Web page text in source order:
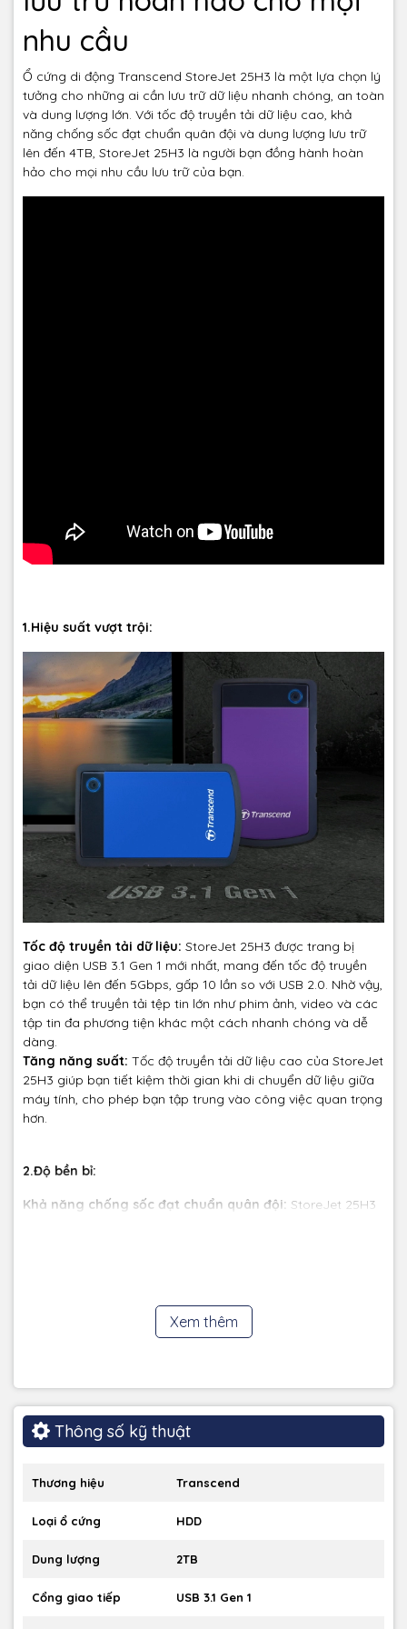
nhu cầu
Ổ cứng di động Transcend StoreJet 25H3 là một lựa chọn lý
tưởng cho những ai cần lưu trữ dữ liệu nhanh chóng, an toàn
và dung lượng lớn. Với tốc độ truyền tải dữ liệu cao, khả
năng chống sốc đạt chuẩn quân đội và dung lượng lưu trữ
lên đến 4TB, StoreJet 25H3 là người bạn đồng hành hoàn
hảo cho mọi nhu cầu lưu trữ của bạn.
1.Hiệu suất vượt trội:
Tốc độ truyền tải dữ liệu: StoreJet 25H3 được trang bị
giao diện USB 3.1 Gen 1 mới nhất, mang đến tốc độ truyền
tải dữ liệu lên đến 5Gbps, gấp 10 lần so với USB 2.0. Nhờ vậy,
bạn có thể truyền tải tệp tin lớn như phim ảnh, video và các
tập tin đa phương tiện khác một cách nhanh chóng và dễ
dàng.
Tăng năng suất: Tốc độ truyền tải dữ liệu cao của StoreJet
25H3 giúp bạn tiết kiệm thời gian khi di chuyển dữ liệu giữa
máy tính, cho phép bạn tập trung vào công việc quan trọng
hơn.
2.Độ bền bỉ:
Khả năng chống sốc đạt chuẩn quân đội: StoreJet 25H3
Hệ thống treo giảm chấn:Bên trong ổ cứng được trang bị
hệ thống treo giảm chấn giúp hấp thụ rung lắc và bảo vệ
3.Dung lượng lưu trữ lớn:
Xem thêm
Thông số kỹ thuật
Thương hiệu Transcend
Loại ổ cứng HDD
Dung lượng 2TB
Cổng giao tiếp USB 3.1 Gen 1